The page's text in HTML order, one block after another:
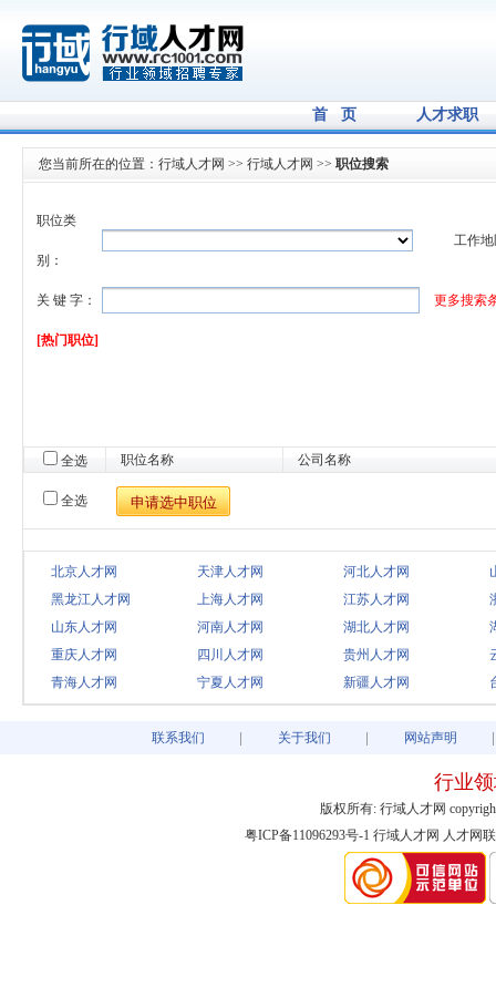
首 页 人才求职
您当前所在的位置： 行域人才网 >> 行域人才网 >> 职位搜索
职位类
别：
工作
关 键 字： 更多搜索
[热门职位]
全选 职位名称 公司名称
全选
北京人才网 天津人才网 河北人才网
黑龙江人才网
上海人才网 江苏人才网
山东人才网
河南人才网 湖北人才网
重庆人才网
四川人才网 贵州人才网
青海人才网
宁夏人才网 新疆人才网
联系我们 关于我们 网站声明
行业
版权所有: 行域人才网
粤ICP备11096293号-1 行域人才网 人才网联